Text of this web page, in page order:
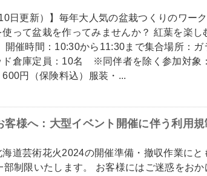
日更新）】毎年大人気の盆栽つくりのワー
って盆栽を作ってみませんか？ 紅葉を楽し
催時間：10:30から11:30まで集合場所：ガ
ド倉庫定員：10名 ※同伴者を除く参加対
円（保険料込）服装・...
様へ：大型イベント開催に伴う利用規
道芸術花火2024の開催準備・撤収作業にと
制限いたします。 お客様にはご迷惑をお